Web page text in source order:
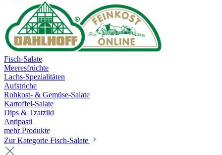
Fisch-Salate
Meeresfrüchte
Lachs-Spezialitäten
Aufstriche
Rohkost- & Gemüse-Salate
Kartoffel-Salate
Dips & Tzatziki
Antipasti
mehr Produkte
Zur Kategorie Fisch-Salate